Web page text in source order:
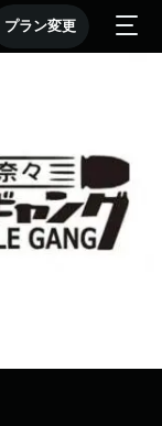
プラン変更